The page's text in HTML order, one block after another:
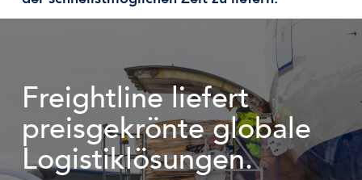
Freightline liefert
preisgekrönte globale
Logistiklösungen.